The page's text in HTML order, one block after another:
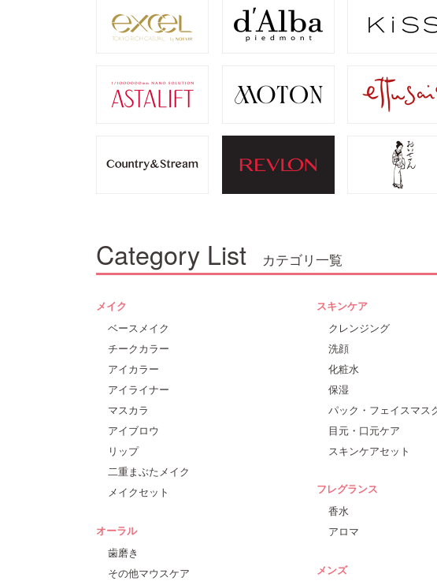
Category List カテゴリ一覧
スキンケア
クレンジング
洗顔
化粧水
保湿
パック・フェイスマス
目元・口元ケア
スキンケアセット
メイク
ベースメイク
チークカラー
アイカラー
アイライナー
マスカラ
アイブロウ
リップ
二重まぶたメイク
メイクセット
フレグランス
香水
アロマ
オーラル
歯磨き
その他マウスケア
メンズ